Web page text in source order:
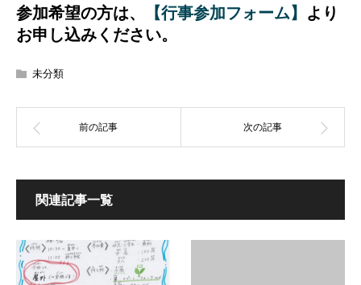
参加希望の方は、 【行事参加フォーム】 より
お申し込みください。
未分類
関連記事一覧